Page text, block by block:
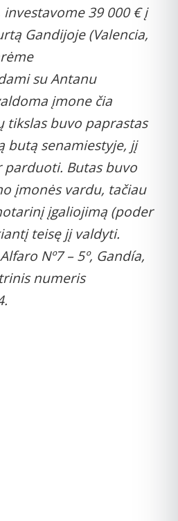
39 000 € į
Gandijoje (Valencia,
su Antanu
įmone čia
tikslas buvo paprastas
butą senamiestyje, jį
Butas buvo
įmonės vardu, tačiau
įgaliojimą (poder
teisę jį valdyti.
Nº7 – 5º, Gandía,
numeris